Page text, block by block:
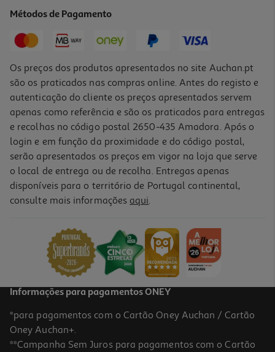
Peitoral Poliester Auchan Preto S 1.5cmx20-40cm
Métodos de Pagamento
Os preços dos produtos apresentados no site Auchan.pt
são os praticados nas compras online. Antes do registo e
autenticação do cliente os preços apresentados servem
apenas como referência e são os praticados para entregas
e recolhas no código postal 2650-435 Amadora. Após o
login e em função da proximidade e do código postal,
serão apresentados os preços em vigor na loja que serve
o local de entrega ou de recolha. Entregas apenas
disponíveis para o território de Portugal continental,
consulte mais informações aqui.
Informações para pagamentos ONEY
*para pagamentos com o Cartão Oney Auchan / Cartão
Oney Auchan+.
**Campanha Sem Juros para pagamentos com o Cartão